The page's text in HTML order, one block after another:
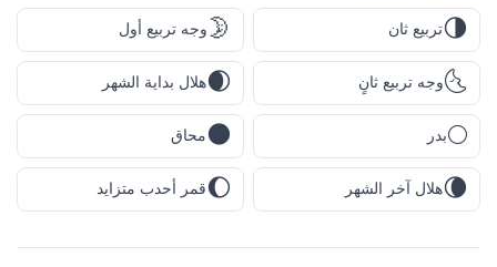
🌗تربيع ثان 🌛وجه تربيع أول
🌜وجه تربيع ثانٍ 🌒هلال بداية الشهر
🌕بدر 🌑محاق
🌘هلال آخر الشهر 🌔قمر أحدب متزايد